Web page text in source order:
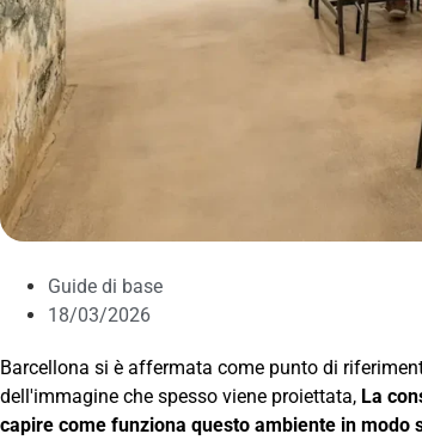
Guide di base
18/03/2026
Barcellona si è affermata come punto di
dell'immagine che spesso viene proiettata, La
capire come funziona questo ambiente in modo